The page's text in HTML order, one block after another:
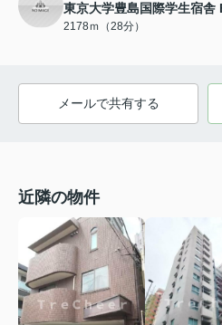
東京大学豊島国際学生宿舎
2178ｍ（28分）
メールで共有する
近隣の物件